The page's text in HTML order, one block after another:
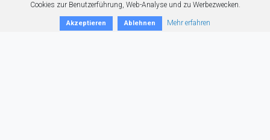
Cookies zur Benutzerführung, Web-Analyse und zu Werbezwecken.
Akzeptieren Ablehnen Mehr erfahren